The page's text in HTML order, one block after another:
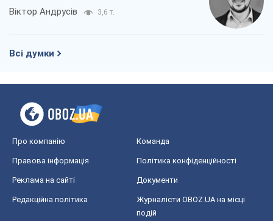
Віктор Андрусів 3,6 т.
Всі думки
Про компанію Команда
Правова інформація Політика конфіденційності
Реклама на сайті Документи
Редакційна політика
Журналісти OBOZ.UA на місці
подій